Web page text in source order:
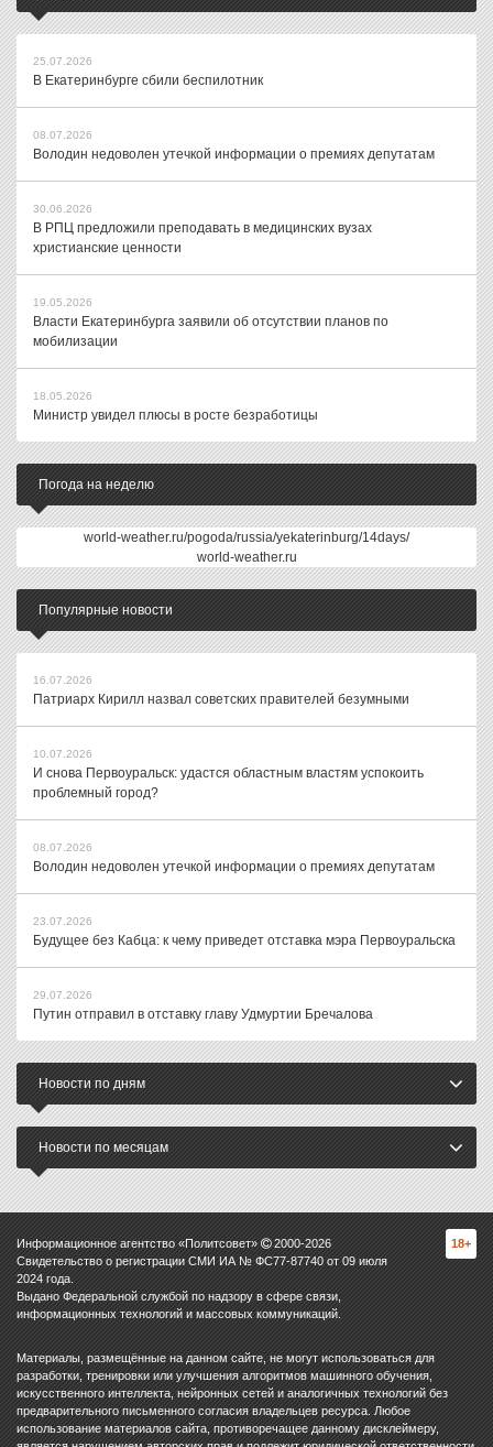
25.07.2026
В Екатеринбурге сбили беспилотник
08.07.2026
Володин недоволен утечкой информации о премиях депутатам
30.06.2026
В РПЦ предложили преподавать в медицинских вузах
христианские ценности
19.05.2026
Власти Екатеринбурга заявили об отсутствии планов по
мобилизации
18.05.2026
Министр увидел плюсы в росте безработицы
Погода на неделю
world-weather.ru/pogoda/russia/yekaterinburg/14days/
world-weather.ru
Популярные новости
16.07.2026
Патриарх Кирилл назвал советских правителей безумными
10.07.2026
И снова Первоуральск: удастся областным властям успокоить
проблемный город?
08.07.2026
Володин недоволен утечкой информации о премиях депутатам
23.07.2026
Будущее без Кабца: к чему приведет отставка мэра Первоуральска
29.07.2026
Путин отправил в отставку главу Удмуртии Бречалова
Новости по дням
Новости по месяцам
Информационное агентство «Политсовет» 2000-2026
Свидетельство о регистрации СМИ ИА № ФС77-87740 от 09 июля
2024 года.
Выдано Федеральной службой по надзору в сфере связи,
информационных технологий и массовых коммуникаций.
18+
Материалы, размещённые на данном сайте, не могут использоваться для
разработки, тренировки или улучшения алгоритмов машинного обучения,
искусственного интеллекта, нейронных сетей и аналогичных технологий без
предварительного письменного согласия владельцев ресурса. Любое
использование материалов сайта, противоречащее данному дисклеймеру,